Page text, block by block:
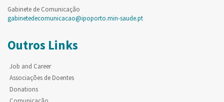
Gabinete de Comunicação
gabinetedecomunicacao@ipoporto.min-saude.pt
Outros Links
Job and Career
Associações de Doentes
Donations